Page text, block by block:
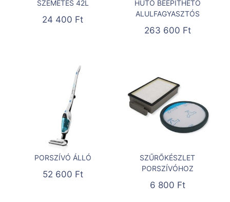
SZEMETES 42L
24 400 Ft
HŰTŐ BEÉPÍTHETŐ
ALULFAGYASZTÓS
263 600 Ft
PORSZÍVÓ ÁLLÓ
52 600 Ft
SZŰRŐKÉSZLET
PORSZÍVÓHOZ
6 800 Ft